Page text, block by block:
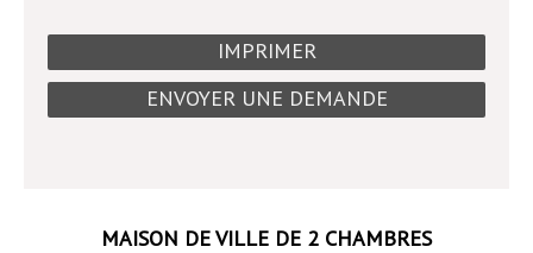
IMPRIMER
ENVOYER UNE DEMANDE
MAISON DE VILLE DE 2 CHAMBRES